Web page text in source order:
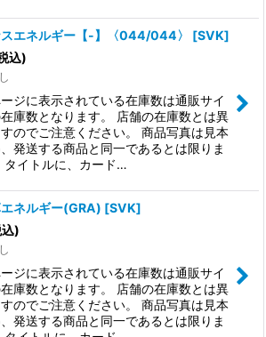
エネルギー【-】〈044/044〉 [SVK]
込)
ジに表示されている在庫数は通販サイ
在庫数となります。 店舗の在庫数とは異
のでご注意ください。 商品写真は見本
発送する商品と同一であるとは限りま
タイトルに、カード…
ネルギー(GRA) [SVK]
)
ジに表示されている在庫数は通販サイ
在庫数となります。 店舗の在庫数とは異
のでご注意ください。 商品写真は見本
発送する商品と同一であるとは限りま